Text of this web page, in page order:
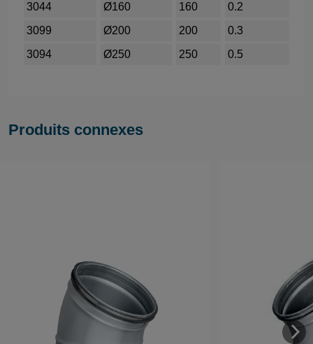
3044
Ø160 160
0.2
3099
Ø200 200
0.3
3094
Ø250 250 0.5
Produits connexes